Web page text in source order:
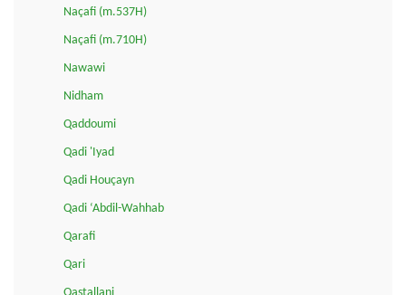
Naçafi (m.537H)
Naçafi (m.710H)
Nawawi
Nidham
Qaddoumi
Qadi 'Iyad
Qadi Houçayn
Qadi ‘Abdil-Wahhab
Qarafi
Qari